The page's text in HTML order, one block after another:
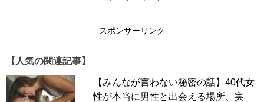
スポンサーリンク
【人気の関連記事】
【みんなが言わない秘密の話】40代女
性が本当に男性と出会える場所、実